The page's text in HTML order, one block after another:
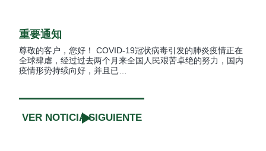
重要通知
尊敬的客户，您好！ COVID-19冠状病毒引发的肺炎疫情正在
全球肆虐，经过过去两个月来全国人民艰苦卓绝的努力，国内
疫情形势持续向好，并且已…
VER NOTICIA SIGUIENTE